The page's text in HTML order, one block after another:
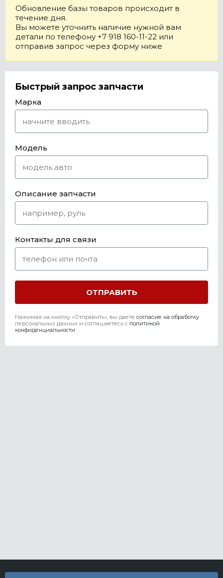
Обновление базы товаров происходит в
течение дня.
Вы можете уточнить наличие нужной вам
детали по телефону +7 918 160-11-22 или
отправив запрос через форму ниже
Быстрый запрос запчасти
Марка
Модель
Описание запчасти
Контакты для связи
Нажимая на кнопку «Отправить», вы даете согласие на обработку
персональных данных и соглашаетесь c политикой
конфиденциальности